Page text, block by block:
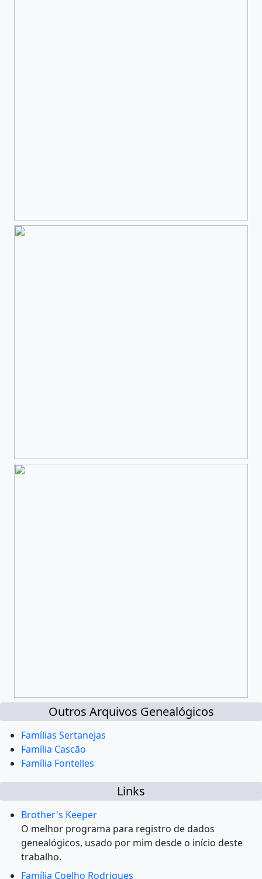
Outros Arquivos Genealógicos
Famílias Sertanejas
Família Cascão
Família Fontelles
Links
Brother's Keeper
O melhor programa para registro de dados
genealógicos, usado por mim desde o início deste
trabalho.
Família Coelho Rodrigues